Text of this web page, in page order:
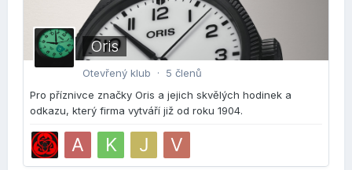
Oris
Otevřený klub · 5 členů
Pro příznivce značky Oris a jejich skvělých hodinek a
odkazu, který firma vytváří již od roku 1904.